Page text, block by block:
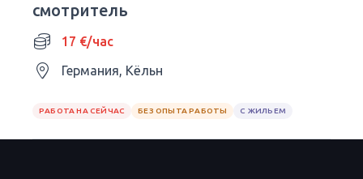
смотритель
17 €/час
Германия, Кёльн
РАБОТА НА СЕЙЧАС БЕЗ ОПЫТА РАБОТЫ С ЖИЛЬЕМ